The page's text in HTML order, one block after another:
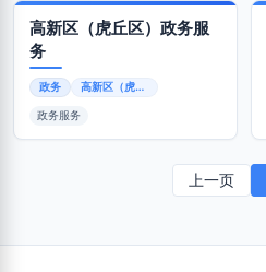
高新区（虎丘区）政务服
务
政务 高新区（虎丘区）
政务服务
上一页